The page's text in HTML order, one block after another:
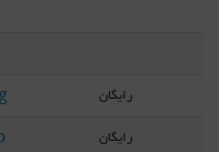
رایگان
رایگان